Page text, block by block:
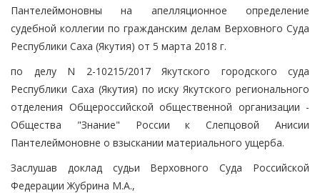
Пантелеймоновны на апелляционное определение
судебной коллегии по гражданским делам Верховного Суда
Республики Саха (Якутия) от 5 марта 2018 г.
по делу N 2-10215/2017 Якутского городского суда
Республики Саха (Якутия) по иску Якутского регионального
отделения Общероссийской общественной организации -
Общества "Знание" России к Слепцовой Анисии
Пантелеймоновне о взыскании материального ущерба.
Заслушав доклад судьи Верховного Суда Российской
Федерации Жубрина М.А.,